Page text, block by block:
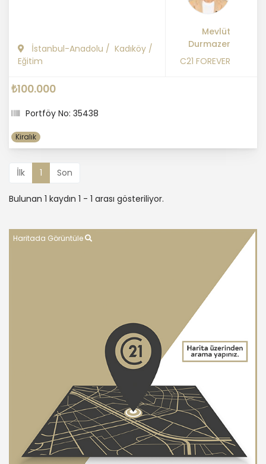
İstanbul-Anadolu / Kadıköy /
Eğitim
Mevlüt
Durmazer
C21 FOREVER
₺100.000
Portföy No: 35438
Kiralık
İlk 1 Son
Bulunan 1 kaydın 1 - 1 arası gösteriliyor.
Haritada Görüntüle